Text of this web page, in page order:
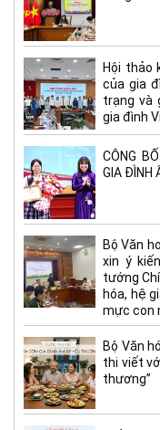
Hội thảo
của gia
trạng và
gia đình
CÔNG
GIA ĐÌNH
Bộ Văn
xin ý
tướng
hóa, hệ
mực con
Bộ Văn
thi viết
thương”